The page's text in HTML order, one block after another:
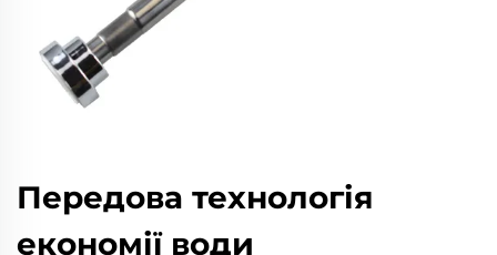
Передова технологія
економії води